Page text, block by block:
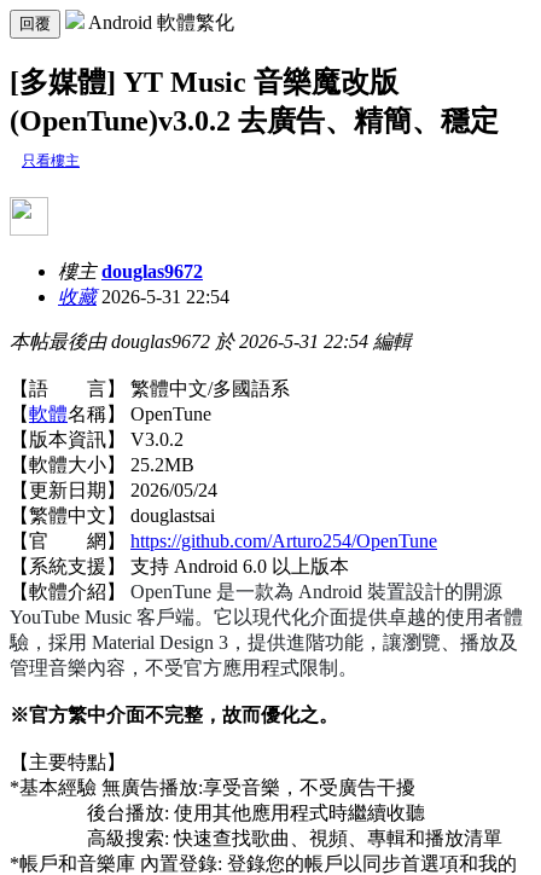
回覆 Android 軟體繁化
[多媒體] YT Music 音樂魔改版
(OpenTune)v3.0.2 去廣告、精簡、穩定
只看樓主
樓主 douglas9672
收藏2026-5-31 22:54
本帖最後由 douglas9672 於 2026-5-31 22:54 編輯
【語 言】 繁體中文/多國語系
【軟體名稱】 OpenTune
【版本資訊】 V3.0.2
【軟體大小】 25.2MB
【更新日期】 2026/05/24
【繁體中文】 douglastsai
【官 網】 https://github.com/Arturo254/OpenTune
【系統支援】 支持 Android 6.0 以上版本
【軟體介紹】 OpenTune 是一款為 Android 裝置設計的開源
YouTube Music 客戶端。它以現代化介面提供卓越的使用者體
驗，採用 Material Design 3，提供進階功能，讓瀏覽、播放及
管理音樂內容，不受官方應用程式限制。
※官方繁中介面不完整，故而優化之。
【主要特點】
*基本經驗 無廣告播放:享受音樂，不受廣告干擾
後台播放: 使用其他應用程式時繼續收聽
高級搜索: 快速查找歌曲、視頻、專輯和播放清單
*帳戶和音樂庫 內置登錄: 登錄您的帳戶以同步首選項和我的